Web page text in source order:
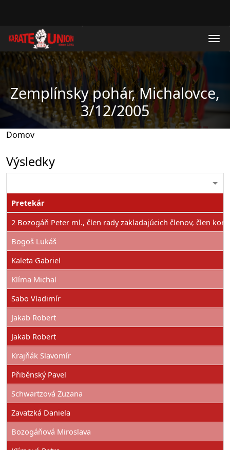
Zemplínsky pohár, Michalovce,
3/12/2005
Domov
Výsledky
Pretekár
2 Bozogáň Peter ml., člen rady zakladajúcich členov, člen
Bogoš Lukáš
Kaleta Gabriel
Klíma Michal
Sabo Vladimír
Jakab Robert
Jakab Robert
Krajňák Slavomír
Přiběnský Pavel
Schwartzová Zuzana
Zavatzká Daniela
Bozogáňová Miroslava